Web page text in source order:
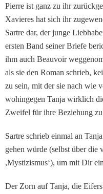
Pierre ist ganz zu ihr
Xavieres hat sich ihr
Sartre dar, der junge
ersten Band seiner Briefe
ihm auch Beauvoir
als sie den Roman schrieb,
zu sein, mit der sie nach wie
wohingegen Tanja wirklich
Zweifel für ihre Beziehung
Sartre schrieb einmal an
gehen würde (selbst über die
,Mystizismus‘), um mit Dir
Der Zorn auf Tanja, die